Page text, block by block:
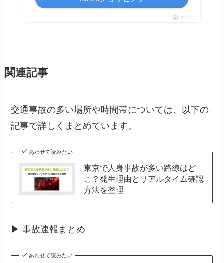
ポチップ
関連記事
交通事故の多い場所や時間帯については、以下の
記事で詳しくまとめています。
あわせて読みたい
東京で人身事故が多い路線はど
こ？発生理由とリアルタイム確認
方法を整理
▶ 事故速報まとめ
あわせて読みたい